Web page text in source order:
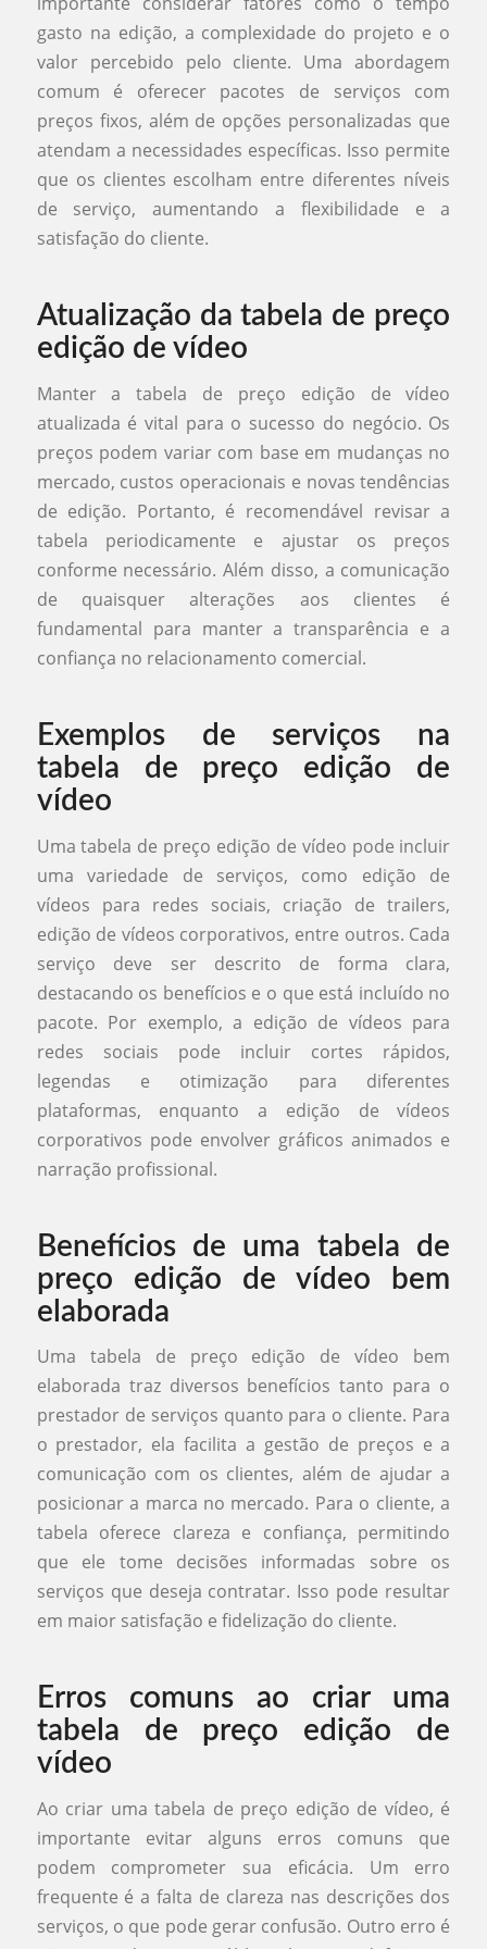
gasto na edição, a complexidade do projeto e o
valor percebido pelo cliente. Uma abordagem
comum é oferecer pacotes de serviços com
preços fixos, além de opções personalizadas que
atendam a necessidades específicas. Isso permite
que os clientes escolham entre diferentes níveis
de serviço, aumentando a flexibilidade e a
satisfação do cliente.
Atualização da tabela de preço
edição de vídeo
Manter a tabela de preço edição de vídeo
atualizada é vital para o sucesso do negócio. Os
preços podem variar com base em mudanças no
mercado, custos operacionais e novas tendências
de edição. Portanto, é recomendável revisar a
tabela periodicamente e ajustar os preços
conforme necessário. Além disso, a comunicação
de quaisquer alterações aos clientes é
fundamental para manter a transparência e a
confiança no relacionamento comercial.
Exemplos de serviços na
tabela de preço edição de
vídeo
Uma tabela de preço edição de vídeo pode incluir
uma variedade de serviços, como edição de
vídeos para redes sociais, criação de trailers,
edição de vídeos corporativos, entre outros. Cada
serviço deve ser descrito de forma clara,
destacando os benefícios e o que está incluído no
pacote. Por exemplo, a edição de vídeos para
redes sociais pode incluir cortes rápidos,
legendas e otimização para diferentes
plataformas, enquanto a edição de vídeos
corporativos pode envolver gráficos animados e
narração profissional.
Benefícios de uma tabela de
preço edição de vídeo bem
elaborada
Uma tabela de preço edição de vídeo bem
elaborada traz diversos benefícios tanto para o
prestador de serviços quanto para o cliente. Para
o prestador, ela facilita a gestão de preços e a
comunicação com os clientes, além de ajudar a
posicionar a marca no mercado. Para o cliente, a
tabela oferece clareza e confiança, permitindo
que ele tome decisões informadas sobre os
serviços que deseja contratar. Isso pode resultar
em maior satisfação e fidelização do cliente.
Erros comuns ao criar uma
tabela de preço edição de
vídeo
Ao criar uma tabela de preço edição de vídeo, é
importante evitar alguns erros comuns que
podem comprometer sua eficácia. Um erro
frequente é a falta de clareza nas descrições dos
serviços, o que pode gerar confusão. Outro erro é